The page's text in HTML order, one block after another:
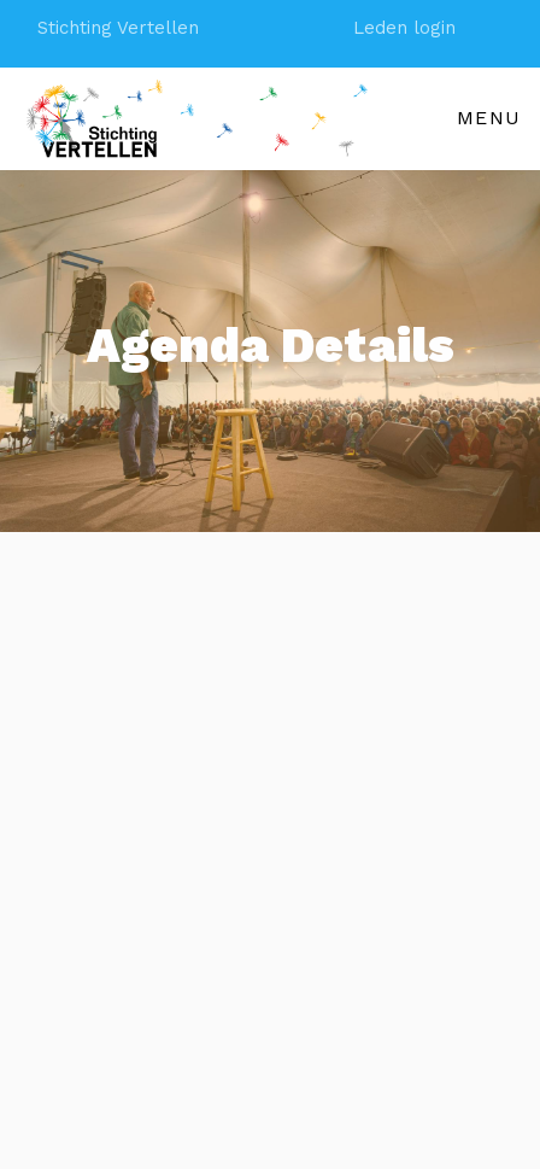
Stichting Vertellen Leden login
MENU
Agenda Details